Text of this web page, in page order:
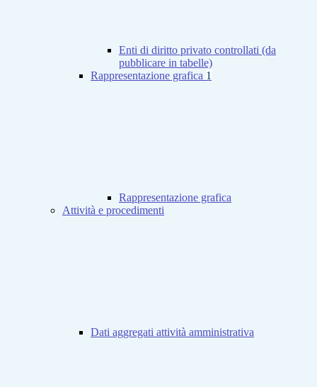
Enti di diritto privato controllati (da
pubblicare in tabelle)
Rappresentazione grafica 1
Rappresentazione grafica
Attività e procedimenti
Dati aggregati attività amministrativa